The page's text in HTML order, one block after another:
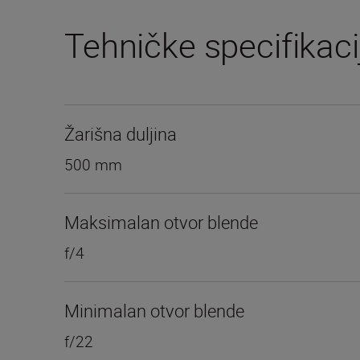
Tehničke
Žarišna duljina
500 mm
Maksimalan otvor blende
f/4
Minimalan otvor blende
f/22